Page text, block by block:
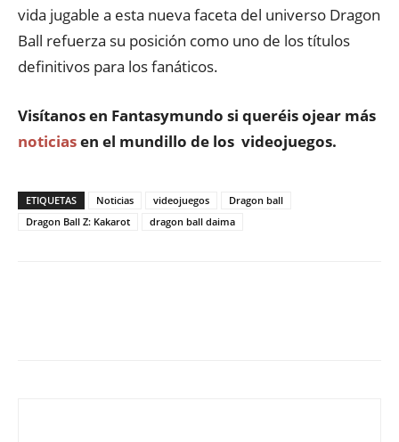
vida jugable a esta nueva faceta del universo Dragon
Ball refuerza su posición como uno de los títulos
definitivos para los fanáticos.
Visítanos en Fantasymundo si queréis ojear más
noticiasen el mundillo de los videojuegos.
ETIQUETAS Noticias videojuegos
Dragon ball
Dragon Ball Z: Kakarot
dragon ball daima